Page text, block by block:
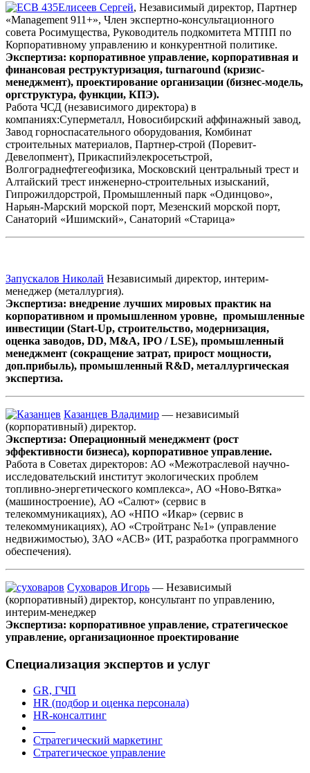
Елисеев Сергей, Независимый директор, Партнер
«Management 911+», Член экспертно-консультационного
совета Росимущества, Руководитель подкомитета МТПП по
Корпоративному управлению и конкурентной политике.
Экспертиза: корпоративное управление, корпоративная и
финансовая реструктуризация, turnaround (кризис-
менеджмент), проектирование организации (бизнес-модель,
оргструктура, функции, КПЭ).
Работа ЧСД (независимого директора) в
компаниях:Cуперметалл, Новосибирский аффинажный завод,
Завод горноспасательного оборудования, Комбинат
строительных материалов, Партнер-строй (Поревит-
Девелопмент), Прикаспийэлекросетьстрой,
Волгограднефтегеофизика, Московский центральный трест и
Алтайский трест инженерно-строительных изысканий,
Гипрожилдорстрой, Промышленный парк «Одинцово»,
Нарьян-Марский морской порт, Мезенский морской порт,
Санаторий «Ишимский», Санаторий «Старица»
Запускалов Николай Независимый директор, интерим-
менеджер (металлургия).
Экспертиза: внедрение лучших мировых практик на
корпоративном и промышленном уровне, промышленные
инвестиции (Start-Up, строительство, модернизация,
оценка заводов, DD, M&A, IPO / LSE), промышленный
менеджмент (сокращение затрат, прирост мощности,
доп.прибыль), промышленный R&D, металлургическая
экспертиза.
Казанцев Владимир — независимый
(корпоративный) директор.
Экспертиза: Операционный менеджмент (рост
эффективности бизнеса), корпоративное управление.
Работа в Советах директоров: АО «Межотраслевой научно-
исследовательский институт экологических проблем
топливно-энергетического комплекса», АО «Ново-Вятка»
(машиностроение), АО «Салют» (сервис в
телекоммуникациях), АО «НПО «Икар» (сервис в
телекоммуникациях), АО «Стройтранс №1» (управление
недвижимостью), ЗАО «АСВ» (ИТ, разработка программного
обеспечения).
Суховаров Игорь — Независимый
(корпоративный) директор, консультант по управлению,
интерим-менеджер
Экспертиза: корпоративное управление, стратегическое
управление, организационное проектирование
Специализация экспертов и услуг
GR, ГЧП
HR (подбор и оценка персонала)
HR-консалтинг
Стратегический маркетинг
Стратегическое управление